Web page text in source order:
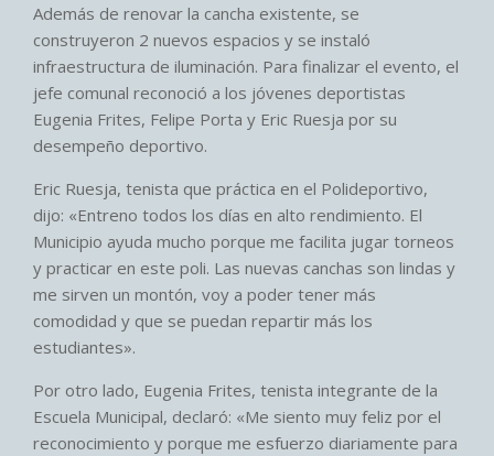
Además de renovar la cancha existente, se
construyeron 2 nuevos espacios y se instaló
infraestructura de iluminación. Para finalizar el evento, el
jefe comunal reconoció a los jóvenes deportistas
Eugenia Frites, Felipe Porta y Eric Ruesja por su
desempeño deportivo.
Eric Ruesja, tenista que práctica en el Polideportivo,
dijo: «Entreno todos los días en alto rendimiento. El
Municipio ayuda mucho porque me facilita jugar torneos
y practicar en este poli. Las nuevas canchas son lindas y
me sirven un montón, voy a poder tener más
comodidad y que se puedan repartir más los
estudiantes».
Por otro lado, Eugenia Frites, tenista integrante de la
Escuela Municipal, declaró: «Me siento muy feliz por el
reconocimiento y porque me esfuerzo diariamente para